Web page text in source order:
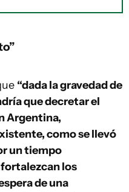
“dada la gravedad de
que decretar el
Argentina,
como se llevó
un tiempo
los
de una